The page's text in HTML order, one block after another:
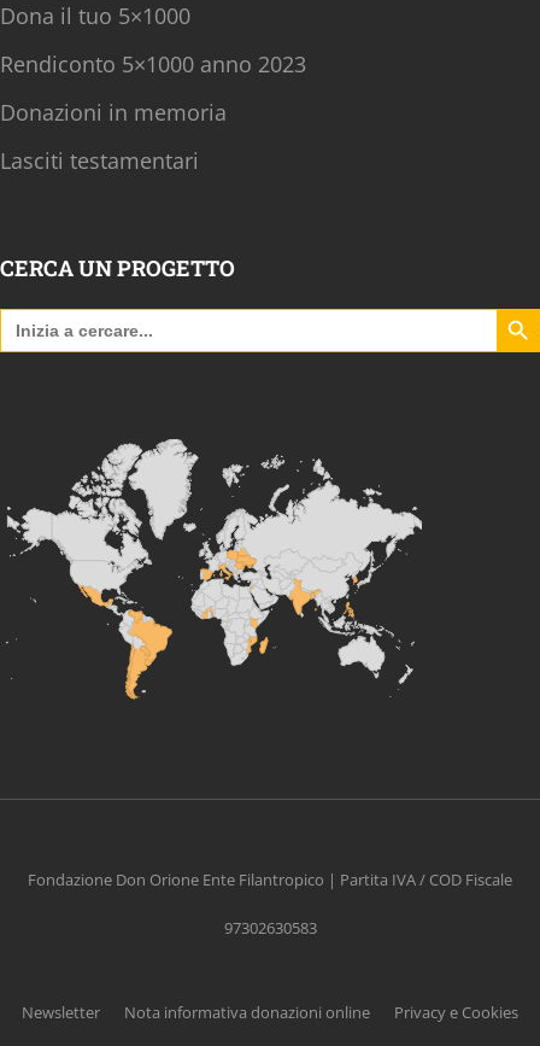
Dona il tuo 5×1000
Rendiconto 5×1000 anno 2023
Donazioni in memoria
Lasciti testamentari
CERCA UN PROGETTO
Search
for:
Search
Fondazione Don Orione Ente Filantropico | Partita IVA / COD Fiscale
97302630583
Newsletter Nota informativa donazioni online Privacy e Cookies